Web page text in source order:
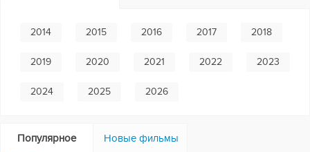
2014 2015 2016 2017 2018
2019 2020 2021 2022 2023
2024 2025 2026
Популярное Новые фильмы